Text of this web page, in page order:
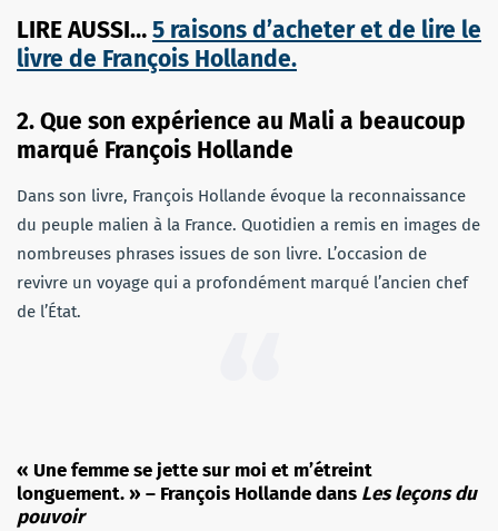
LIRE AUSSI…5 raisons d’acheter et de lire le
livre de François Hollande.
2. Que son expérience au Mali a beaucoup
marqué François Hollande
Dans son livre, François Hollande évoque la reconnaissance
du peuple malien à la France. Quotidien a remis en images de
nombreuses phrases issues de son livre. L’occasion de
revivre un voyage qui a profondément marqué l’ancien chef
de l’État.
« Une femme se jette sur moi et m’étreint
longuement. » – François Hollande dans Les leçons du
pouvoir